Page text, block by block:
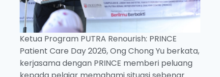
Ketua Program PUTRA Renourish: PRINCE
Patient Care Day 2026, Ong Chong Yu berkata,
kerjasama dengan PRINCE memberi peluang